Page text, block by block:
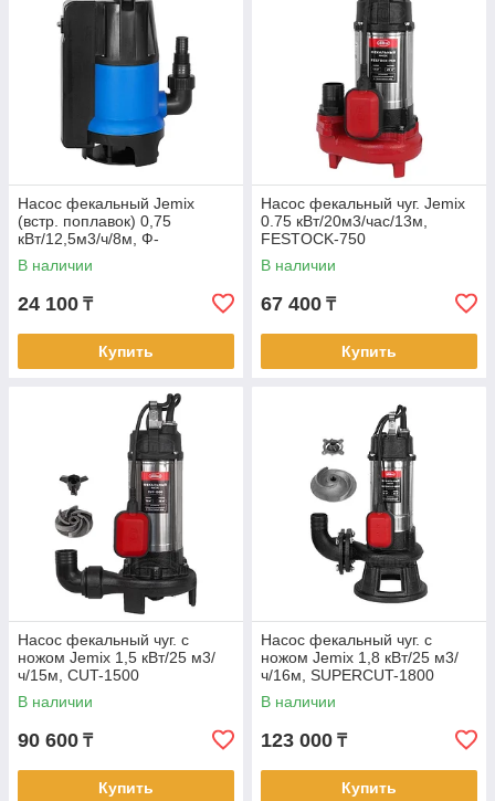
Насос фекальный Jemix
(встр. поплавок) 0,75
кВт/12,5м3/ч/8м, Ф-
КОМБИ-208-8 (4)
В наличии
24 100 ₸
Купить
Насос фекальный чуг. Jemix
0.75 кВт/20м3/час/13м,
FESTOCK-750
В наличии
67 400 ₸
Купить
Насос фекальный чуг. с
ножом Jemix 1,5 кВт/25 м3/
ч/15м, CUT-1500
В наличии
90 600 ₸
Купить
Насос фекальный чуг. с
ножом Jemix 1,8 кВт/25 м3/
ч/16м, SUPERCUT-1800
В наличии
123 000 ₸
Купить